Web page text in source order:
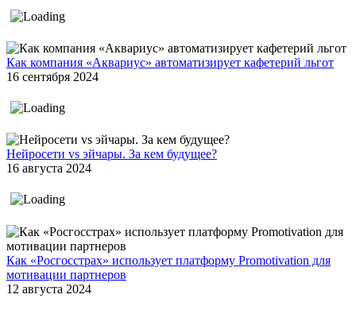
Как компания «Аквариус» автоматизирует кафетерий льгот
16 сентября 2024
Нейросети vs эйчары. За кем будущее?
16 августа 2024
Как «Росгосстрах» использует платформу Promotivation для
мотивации партнеров
12 августа 2024